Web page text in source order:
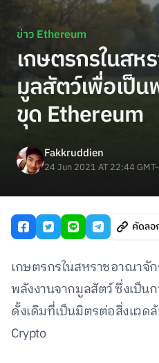
ข่าว Ethereum
เกษตรกรในสห
มูลสัตว์เพื่อเป็น
ขุด Ethereum
Fakkruddien
24 Jun 2021 AT 22:44
คัดลอ
เกษตรกรในสหราชอาณาจั
พลังงานจากมูลสัตว์ ซึ่งเป็น
ดั้งเดิมที่เป็นมิตรต่อสิ่งแวด
Crypto